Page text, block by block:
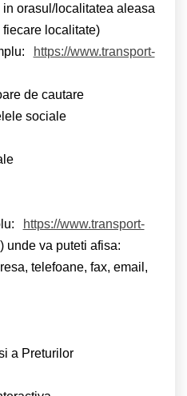
in orasul/localitatea aleasa
fiecare localitate)
https://www.transport-
de cautare
sociale
https://www.transport-
) unde va puteti afisa:
telefoane, fax, email,
a Preturilor